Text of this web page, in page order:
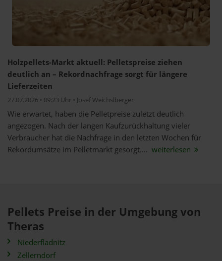
Holzpellets-Markt aktuell: Pelletspreise ziehen
deutlich an – Rekordnachfrage sorgt für längere
Lieferzeiten
27.07.2026 • 09:23 Uhr • Josef Weichslberger
Wie erwartet, haben die Pelletpreise zuletzt deutlich
angezogen. Nach der langen Kaufzurückhaltung vieler
Verbraucher hat die Nachfrage in den letzten Wochen für
Rekordumsätze im Pelletmarkt gesorgt.... weiterlesen
Pellets Preise in der Umgebung von
Theras
Niederfladnitz
Zellerndorf